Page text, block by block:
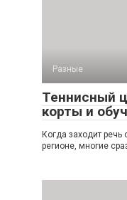
Разные
Теннисный
корты и
Когда заходит
регионе, многие